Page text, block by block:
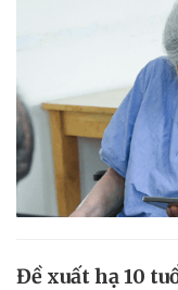
Đề xuất hạ 10